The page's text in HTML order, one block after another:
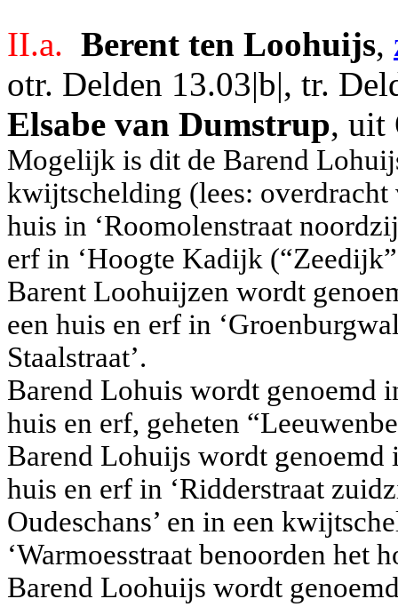
II.a. Berent ten Loohuijs,
otr. Delden 13.03|b|, tr.
Elsabe van Dumstrup, uit
Mogelijk is dit de Barend
kwijtschelding (lees:
huis in ‘Roomolenstraat
erf in ‘Hoogte Kadijk
Barent Loohuijzen wordt
een huis en erf in
Staalstraat’.
Barend Lohuis wordt genoemd
huis en erf, geheten
Barend Lohuijs wordt
huis en erf in ‘Ridderstraat
Oudeschans’ en in een
‘Warmoesstraat benoorden het
Barend Loohuijs wordt